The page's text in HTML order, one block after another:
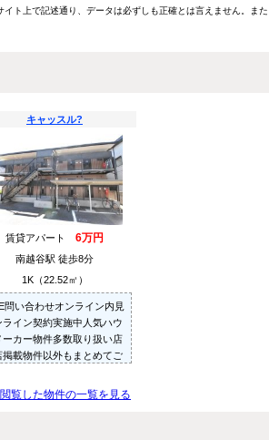
ト上で記述通り、データは必ずしも正確とは言えません。ま
キャッスル?
賃貸アパート 6万円
南越谷駅 徒歩8分
1K（22.52㎡）
問い合わせオンライン内見
ライン契約実施中人気ハウ
ーカー物件多数取り扱い店
掲載物件以外もまとめてご
屋を多数ご紹介させていた
閲覧した物件の一覧を見る